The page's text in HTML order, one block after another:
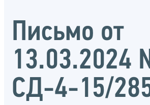
Письмо от
13.03.2024
СД-4-15/